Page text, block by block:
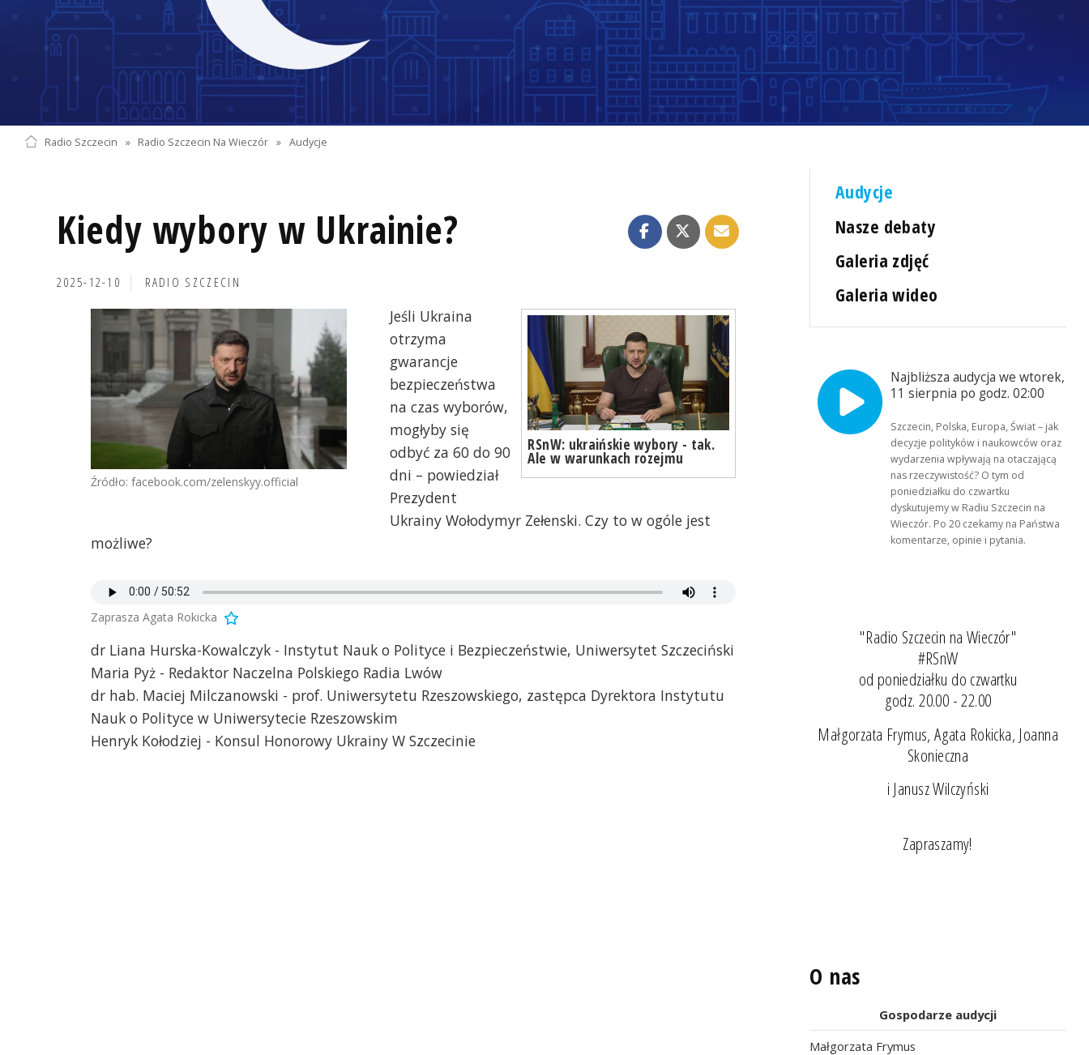
Radio Szczecin » Radio Szczecin Na Wieczór » Audycje
Kiedy wybory w Ukrainie?
2025-12-10 RADIO SZCZECIN
Źródło: facebook.com/zelenskyy.official
RSnW: ukraińskie wybory - tak.
Ale w warunkach rozejmu
Jeśli Ukraina
otrzyma
gwarancje
bezpieczeństwa
na czas wyborów,
mogłyby się
odbyć za 60 do 90
dni – powiedział
Prezydent
Ukrainy Wołodymyr Zełenski. Czy to w ogóle jest
możliwe?
Zaprasza Agata Rokicka
dr Liana Hurska-Kowalczyk - Instytut Nauk o Polityce i Bezpieczeństwie, Uniwersytet Szczeciński
Maria Pyż - Redaktor Naczelna Polskiego Radia Lwów
dr hab. Maciej Milczanowski - prof. Uniwersytetu Rzeszowskiego, zastępca Dyrektora Instytutu
Nauk o Polityce w Uniwersytecie Rzeszowskim
Henryk Kołodziej - Konsul Honorowy Ukrainy W Szczecinie
Audycje
Nasze debaty
Galeria zdjęć
Galeria wideo
Najbliższa audycja we wtorek,
11 sierpnia po godz. 02:00
Szczecin, Polska, Europa, Świat – jak
decyzje polityków i naukowców oraz
wydarzenia wpływają na otaczającą
nas rzeczywistość? O tym od
poniedziałku do czwartku
dyskutujemy w Radiu Szczecin na
Wieczór. Po 20 czekamy na Państwa
komentarze, opinie i pytania.
"Radio Szczecin na Wieczór"
#RSnW
od poniedziałku do czwartku
godz. 20.00 - 22.00
Małgorzata Frymus, Agata Rokicka, Joanna
Skonieczna
i Janusz Wilczyński
Zapraszamy!
O nas
Gospodarze audycji
Małgorzata Frymus